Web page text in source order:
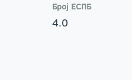
Број ЕСПБ
4.0